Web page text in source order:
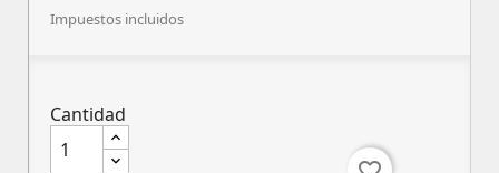
Impuestos incluidos
Cantidad